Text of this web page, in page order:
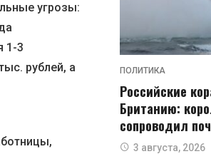
угрозы:
1-3
рублей, а
ПОЛИТИКА
Российские
Британию:
сопроводил
3 августа, 2026